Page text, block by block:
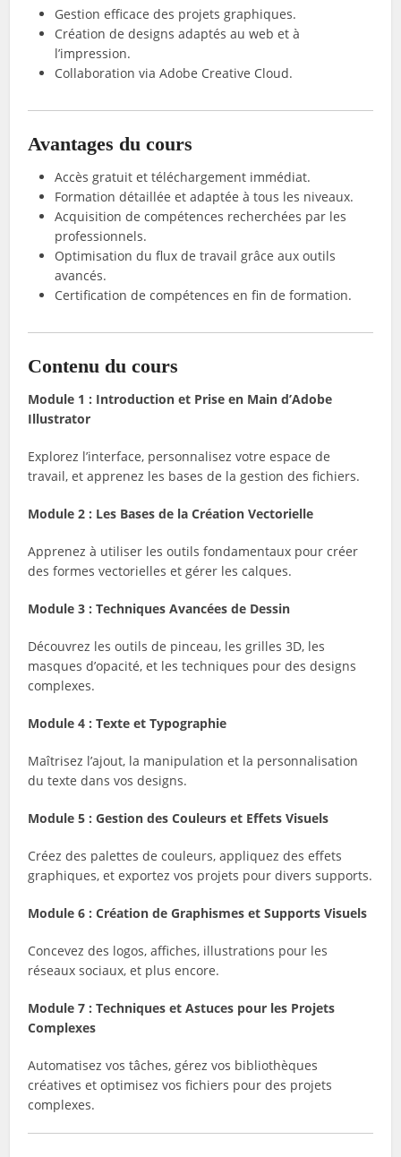
Gestion efficace des projets graphiques.
Création de designs adaptés au web et à
l’impression.
Collaboration via Adobe Creative Cloud.
Avantages du cours
Accès gratuit et téléchargement immédiat.
Formation détaillée et adaptée à tous les niveaux.
Acquisition de compétences recherchées par les
professionnels.
Optimisation du flux de travail grâce aux outils
avancés.
Certification de compétences en fin de formation.
Contenu du cours
Module 1 : Introduction et Prise en Main d’Adobe
Illustrator
Explorez l’interface, personnalisez votre espace de
travail, et apprenez les bases de la gestion des fichiers.
Module 2 : Les Bases de la Création Vectorielle
Apprenez à utiliser les outils fondamentaux pour créer
des formes vectorielles et gérer les calques.
Module 3 : Techniques Avancées de Dessin
Découvrez les outils de pinceau, les grilles 3D, les
masques d’opacité, et les techniques pour des designs
complexes.
Module 4 : Texte et Typographie
Maîtrisez l’ajout, la manipulation et la personnalisation
du texte dans vos designs.
Module 5 : Gestion des Couleurs et Effets Visuels
Créez des palettes de couleurs, appliquez des effets
graphiques, et exportez vos projets pour divers supports.
Module 6 : Création de Graphismes et Supports Visuels
Concevez des logos, affiches, illustrations pour les
réseaux sociaux, et plus encore.
Module 7 : Techniques et Astuces pour les Projets
Complexes
Automatisez vos tâches, gérez vos bibliothèques
créatives et optimisez vos fichiers pour des projets
complexes.